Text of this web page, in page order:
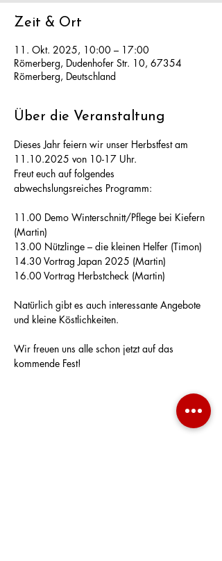
Zeit & Ort
11. Okt. 2025, 10:00 – 17:00
Römerberg, Dudenhofer Str. 10, 67354
Römerberg, Deutschland
Über die Veranstaltung
Dieses Jahr feiern wir unser Herbstfest am
11.10.2025 von 10-17 Uhr.
Freut euch auf folgendes
abwechslungsreiches Programm:
11.00 Demo Winterschnitt/Pflege bei Kiefern
(Martin)
13.00 Nützlinge – die kleinen Helfer (Timon)
14.30 Vortrag Japan 2025 (Martin)
16.00 Vortrag Herbstcheck (Martin)
Natürlich gibt es auch interessante Angebote
und kleine Köstlichkeiten.
Wir freuen uns alle schon jetzt auf das
kommende Fest!